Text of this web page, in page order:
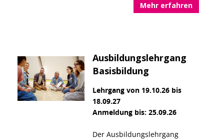
Mehr erfahren
Ausbildungslehrgang
Basisbildung
Lehrgang von 19.10.26 bis
18.09.27
Anmeldung bis: 25.09.26
Der Ausbildungslehrgang